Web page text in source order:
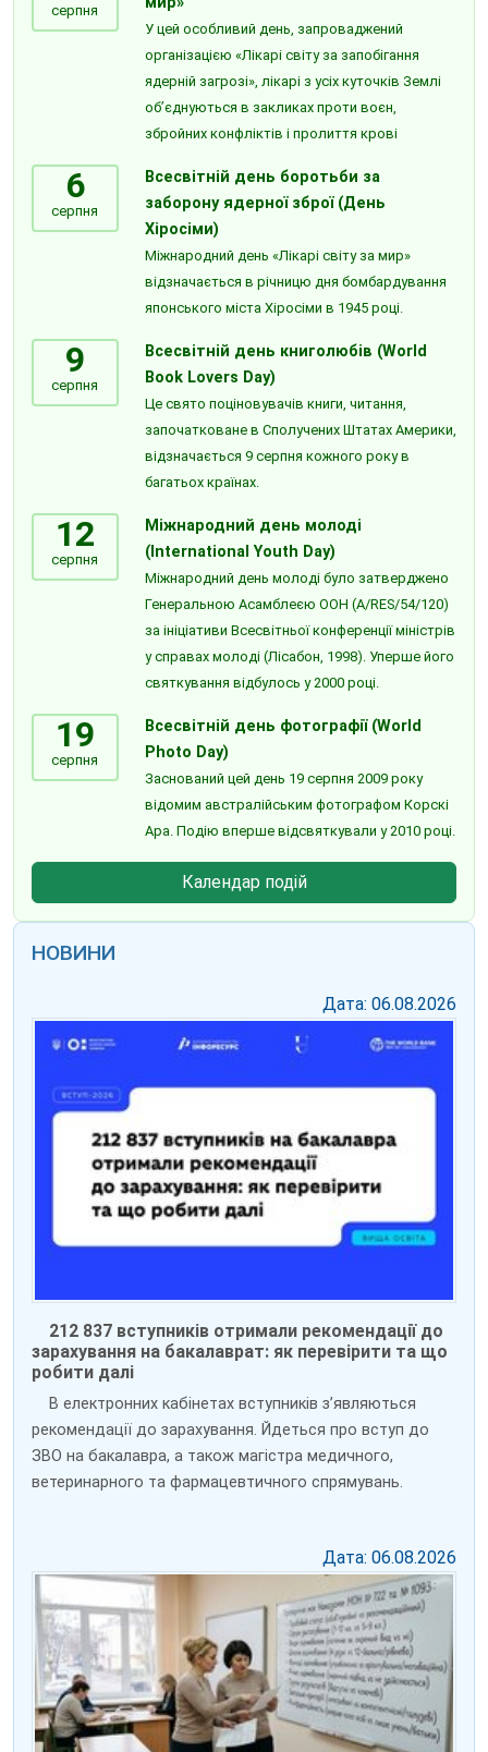
серпня
У цей особливий день, запроваджений
організацією «Лікарі світу за запобігання
ядерній загрозі», лікарі з усіх куточків Землі
об’єднуються в закликах проти воєн,
збройних конфліктів і пролиття крові
6
серпня
Всесвітній день боротьби за
заборону ядерної зброї (День
Хіросіми)
Міжнародний день «Лікарі світу за мир»
відзначається в річницю дня бомбардування
японського міста Хіросіми в 1945 році.
9
серпня
Всесвітній день книголюбів (World
Book Lovers Day)
Це свято поціновувачів книги, читання,
започатковане в Сполучених Штатах Америки,
відзначається 9 серпня кожного року в
багатьох країнах.
12
серпня
Міжнародний день молоді
(International Youth Day)
Міжнародний день молоді було затверджено
Генеральною Асамблеєю ООН (A/RES/54/120)
за ініціативи Всесвітньої конференції міністрів
у справах молоді (Лісабон, 1998). Уперше його
святкування відбулось у 2000 році.
19
серпня
Всесвітній день фотографії (World
Photo Day)
Заснований цей день 19 серпня 2009 року
відомим австралійським фотографом Корскі
Ара. Подію вперше відсвяткували у 2010 році.
Календар подій
НОВИНИ
Дата: 06.08.2026
212 837 вступників отримали рекомендації до
зарахування на бакалаврат: як перевірити та що
робити далі
В електронних кабінетах вступників зʼявляються
рекомендації до зарахування. Йдеться про вступ до
ЗВО на бакалавра, а також магістра медичного,
ветеринарного та фармацевтичного спрямувань.
Дата: 06.08.2026